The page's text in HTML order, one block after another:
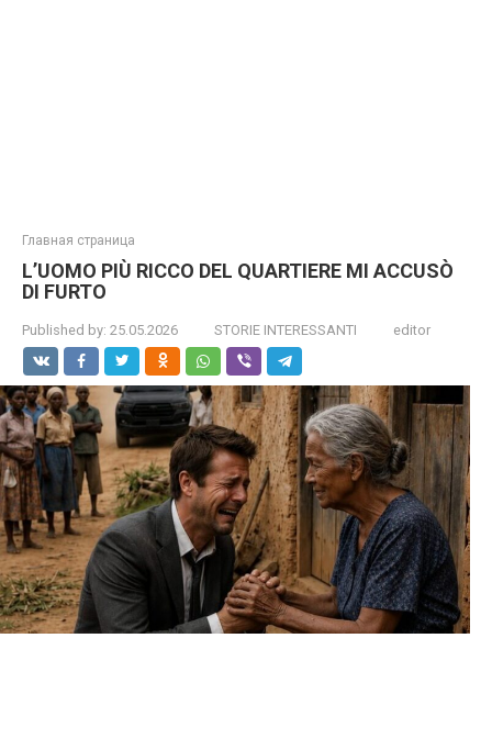
Главная страница
L’UOMO PIÙ RICCO DEL QUARTIERE MI ACCUSÒ
DI FURTO
Published by: 25.05.2026 STORIE INTERESSANTI editor